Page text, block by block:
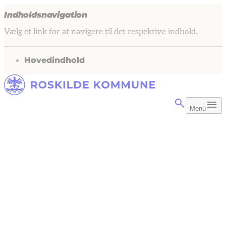
Indholdsnavigation
Vælg et link for at navigere til det respektive indhold.
gå til
Hovedindhold
Menu